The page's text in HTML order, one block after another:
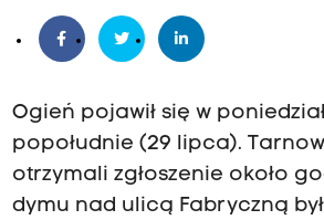
Ogień pojawił się w
popołudnie (29 lipca).
otrzymali zgłoszenie około
dymu nad ulicą Fabryczną